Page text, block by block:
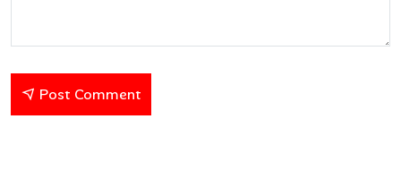
Post Comment